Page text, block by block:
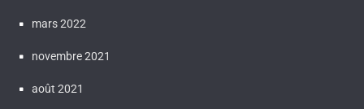
mars 2022
novembre 2021
août 2021